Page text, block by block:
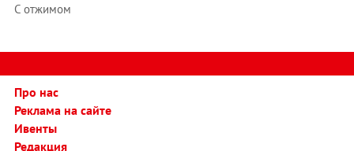
С отжимом
Про нас
Реклама на сайте
Ивенты
Редакция